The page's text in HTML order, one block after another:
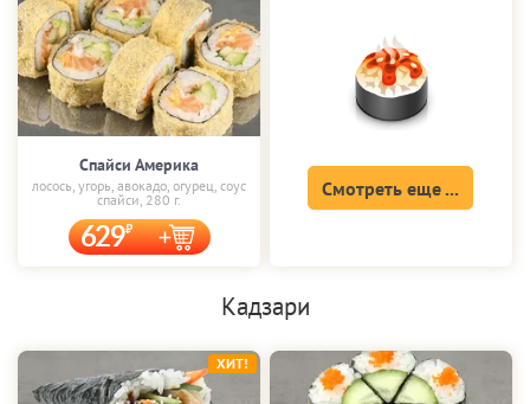
Спайси Америка
лосось, угорь, авокадо, огурец, соус
спайси, 280 г.
629
Смотреть еще ...
Кадзари
ХИТ!